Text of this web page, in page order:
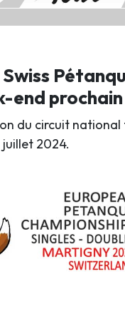
end
du circuit national
2024.